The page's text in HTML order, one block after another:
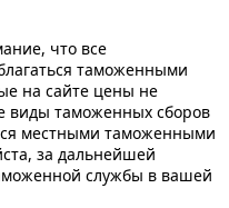
что все
таможенными
на сайте цены не
виды таможенных сборов
местными таможенными
за дальнейшей
службы в вашей